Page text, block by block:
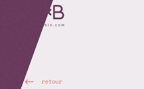
retour